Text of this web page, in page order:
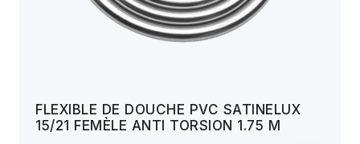
FLEXIBLE DE DOUCHE PVC SATINELUX
15/21 FEMÈLE ANTI TORSION 1.75 M